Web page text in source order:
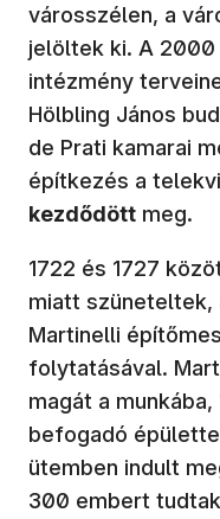
városszélen, a
jelöltek ki. A
intézmény
Hölbling János
de Prati kamarai
építkezés a
kezdődött meg.
1722 és 1727
miatt szüneteltek,
Martinelli
folytatásával.
magát a
befogadó
ütemben indult
300 embert